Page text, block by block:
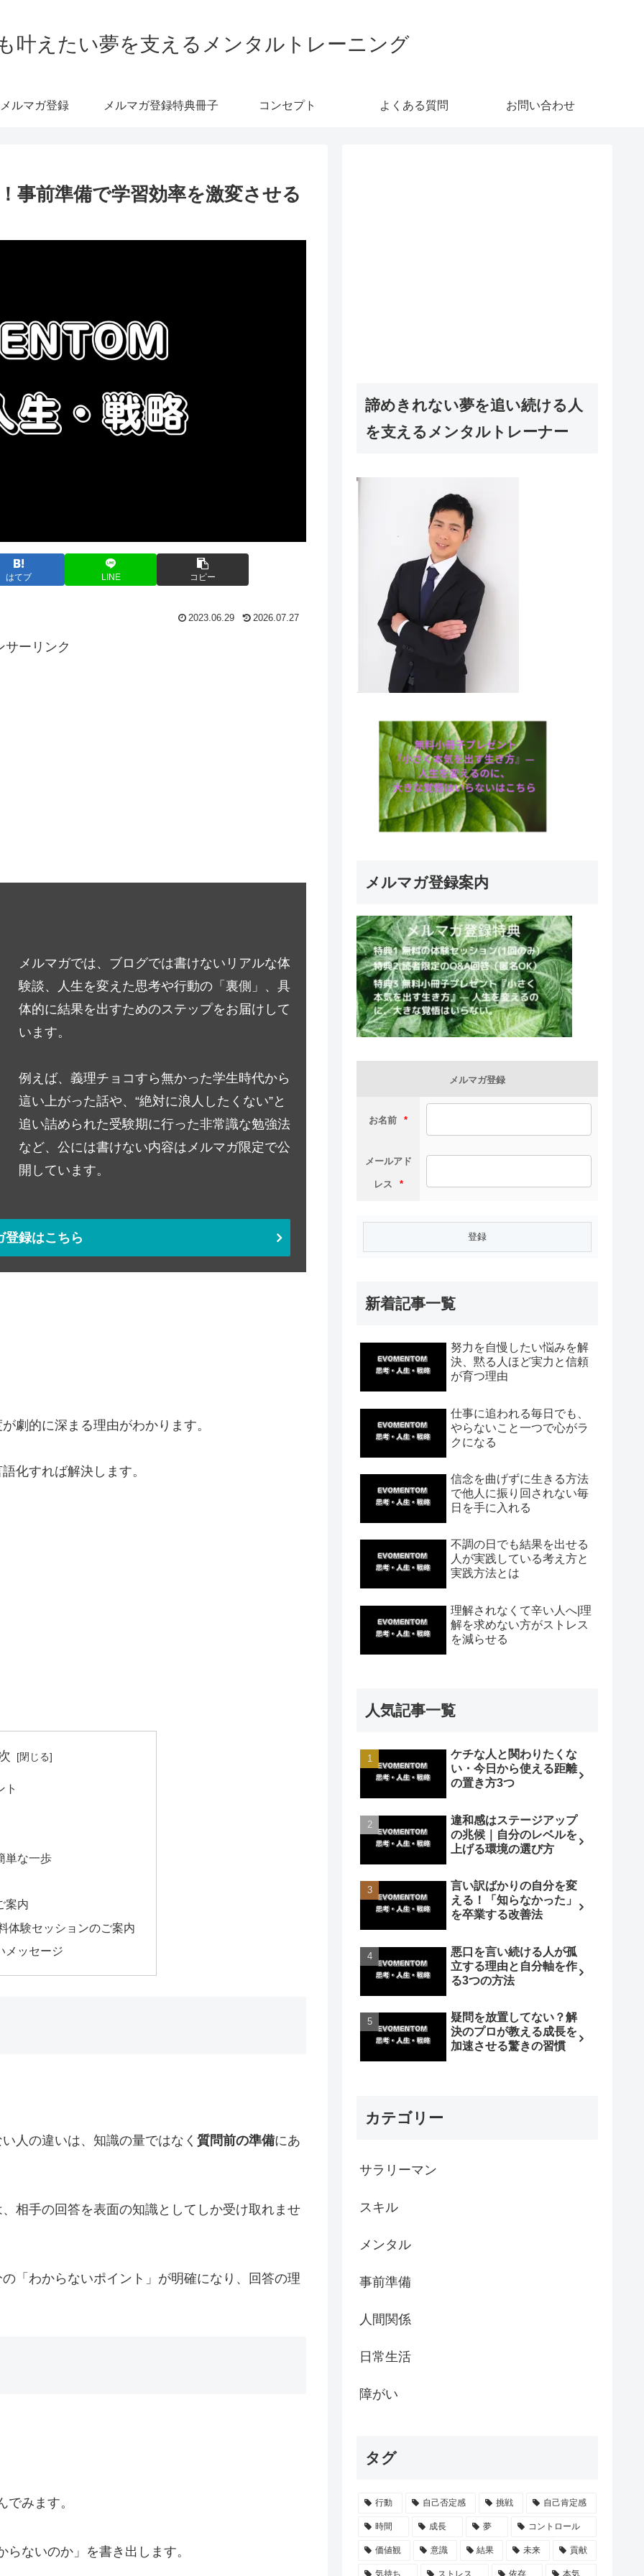
叶えたい夢を支えるメンタルトレーニング
メルマガ登録 メルマガ登録特典冊子 コンセプト よくある質問 お問い合わせ
事前準備で学習効率を激変させる
はてブ LINE コピー
2023.06.29 2026.07.27
サーリンク
メルマガでは、ブログでは書けないリアルな体
験談、人生を変えた思考や行動の「裏側」、具
体的に結果を出すためのステップをお届けして
います。
例えば、義理チョコすら無かった学生時代から
這い上がった話や、“絶対に浪人したくない”と
追い詰められた受験期に行った非常識な勉強法
など、公には書けない内容はメルマガ限定で公
開しています。
登録はこちら
劇的に深まる理由がわかります。
化すれば解決します。
ト
単な一歩
案内
体験セッションのご案内
メッセージ
人の違いは、知識の量ではなく 質問前の準備にあ
相手の回答を表面の知識としてしか受け取れませ
「わからないポイント」が明確になり、回答の理
みます。
ないのか」を書き出します。
諦めきれない夢を追い続ける人
を支えるメンタルトレーナー
メルマガ登録案内
メルマガ登録
お名前 *
メールアド
レス *
新着記事一覧
努力を自慢したい悩みを解
決、黙る人ほど実力と信頼
が育つ理由
仕事に追われる毎日でも、
やらないこと一つで心がラ
クになる
信念を曲げずに生きる方法
で他人に振り回されない毎
日を手に入れる
不調の日でも結果を出せる
人が実践している考え方と
実践方法とは
理解されなくて辛い人へ|理
解を求めない方がストレス
を減らせる
人気記事一覧
ケチな人と関わりたくな
い・今日から使える距離
の置き方3つ
違和感はステージアップ
の兆候｜自分のレベルを
上げる環境の選び方
言い訳ばかりの自分を変
える！「知らなかった」
を卒業する改善法
悪口を言い続ける人が孤
立する理由と自分軸を作
る3つの方法
疑問を放置してない？解
決のプロが教える成長を
加速させる驚きの習慣
カテゴリー
サラリーマン
スキル
メンタル
事前準備
人間関係
日常生活
障がい
タグ
行動 自己否定感 挑戦 自己肯定感
時間 成長 夢 コントロール
価値観 意識 結果 未来 貢献